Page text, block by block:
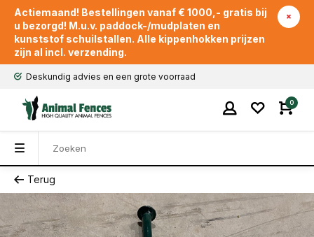
Actiemaand! Bestellingen vanaf € 1000,- gratis bij
u bezorgd! M.u.v. paddock-/mudplaten en
kunststof schuilstallen. Alle kippenhokken prijzen
zijn al incl. verzending.
Deskundig advies en een grote voorraad
0
Terug